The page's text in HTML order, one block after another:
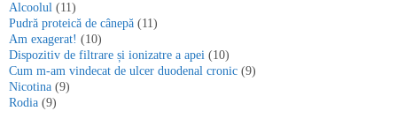
Alcoolul (11)
Pudră proteică de cânepă (11)
Am exagerat! (10)
Dispozitiv de filtrare și ionizatre a apei (10)
Cum m-am vindecat de ulcer duodenal cronic (9)
Nicotina (9)
Rodia (9)